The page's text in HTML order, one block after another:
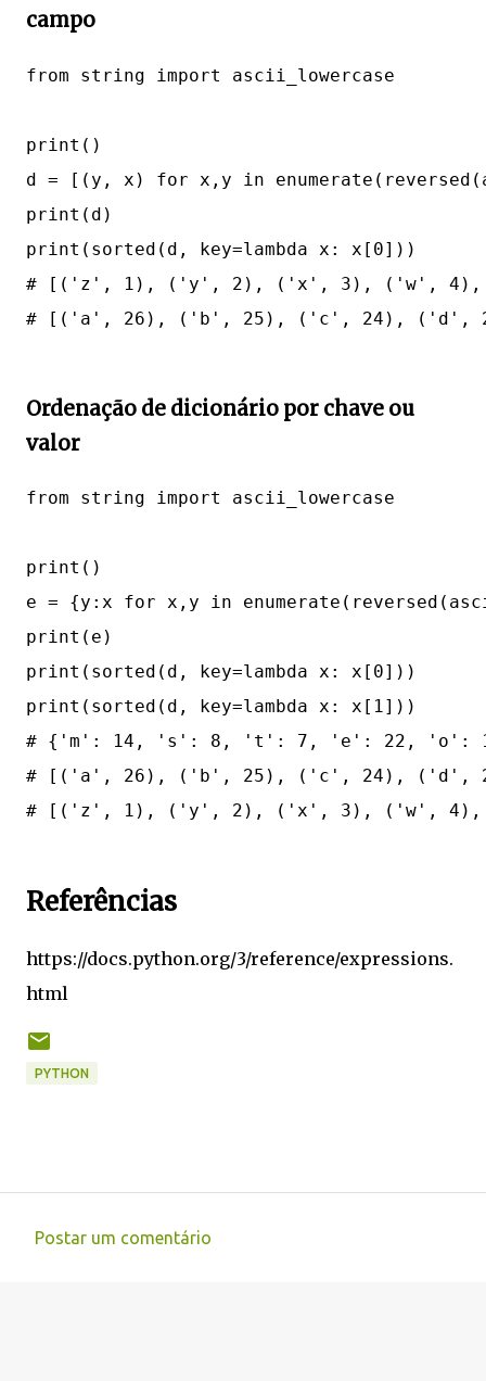
campo
from string import ascii_lowercase
print()
d = [(y, x) for x,y in
print(d)
print(sorted(d, key=lambda x: x[0]))
# [('z', 1), ('y', 2), ('x', 3), ('w',
# [('a', 26), ('b', 25), ('c', 24),
Ordenação de dicionário por chave ou
valor
from string import ascii_lowercase
print()
e = {y:x for x,y in
print(e)
print(sorted(d, key=lambda x: x[0]))
print(sorted(d, key=lambda x: x[1]))
# {'m': 14, 's': 8, 't': 7, 'e': 22,
# [('a', 26), ('b', 25), ('c', 24),
# [('z', 1), ('y', 2), ('x', 3), ('w',
Referências
https://docs.python.org/3/reference/expressions.
html
PYTHON
Postar um comentário